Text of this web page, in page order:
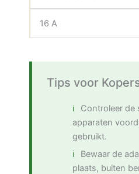
16 A
Tips voor
Controleer de
apparaten
gebruikt.
Bewaar de
plaats, buiten